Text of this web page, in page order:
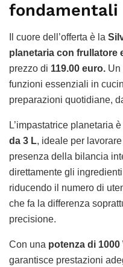
fondamentali
Il cuore dell’offerta è la
planetaria con frullatore
prezzo di 119.00 euro. Un
funzioni essenziali in
preparazioni quotidiane,
L’impastatrice planetaria
da 3 L, ideale per
presenza della bilancia
direttamente gli
riducendo il numero di
che fa la differenza
precisione.
Con una potenza di 1000
garantisce prestazioni